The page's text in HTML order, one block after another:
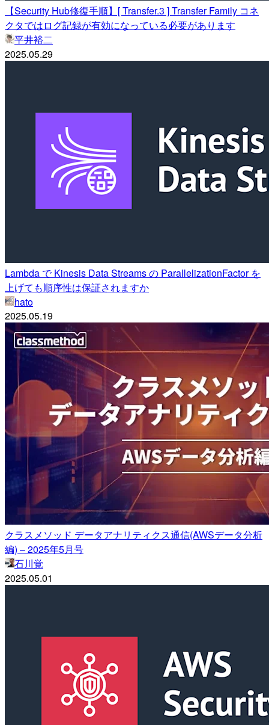
【Security Hub修復手順】[ Transfer.3 ] Transfer Family コネ
クタではログ記録が有効になっている必要があります
平井裕二
2025.05.29
Lambda で Kinesis Data Streams の ParallelizationFactor を
上げても順序性は保証されますか
hato
2025.05.19
クラスメソッド データアナリティクス通信(AWSデータ分析
編) – 2025年5月号
石川覚
2025.05.01